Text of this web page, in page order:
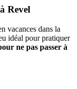
Revel
vacances dans la
idéal pour pratiquer
ne pas passer à